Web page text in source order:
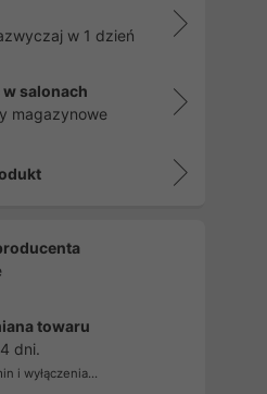
w 1 dzień
salonach
magazynowe
towaru
dni.
i wyłączenia...